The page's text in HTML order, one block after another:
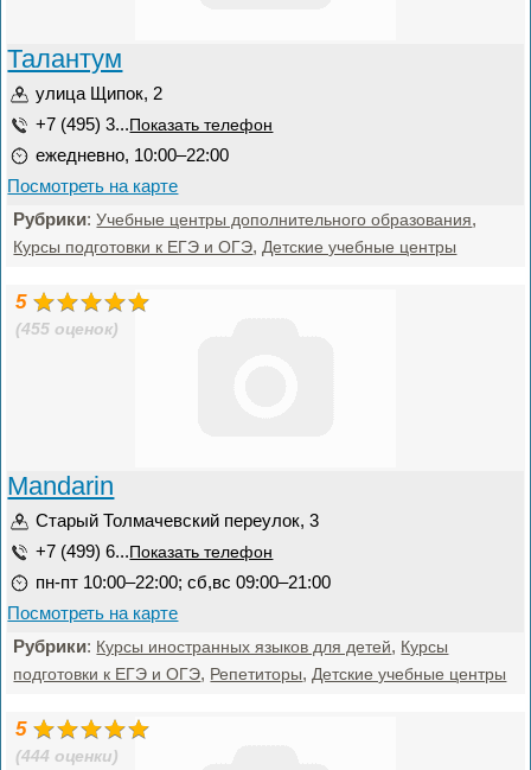
Талантум
улица Щипок, 2
+7 (495) 3... Показать телефон
ежедневно, 10:00–22:00
Посмотреть на карте
Рубрики:Учебные центры дополнительного образования,
Курсы подготовки к ЕГЭ и ОГЭ, Детские учебные центры
5
(455 оценок)
Mandarin
Старый Толмачевский переулок, 3
+7 (499) 6... Показать телефон
пн-пт 10:00–22:00; сб,вс 09:00–21:00
Посмотреть на карте
Рубрики: Курсы иностранных языков для детей, Курсы
подготовки к ЕГЭ и ОГЭ, Репетиторы, Детские учебные центры
5
(444 оценки)